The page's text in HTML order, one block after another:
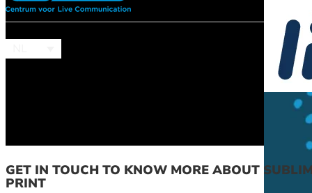
GET IN TOUCH TO KNOW MORE ABOUT
PRINT